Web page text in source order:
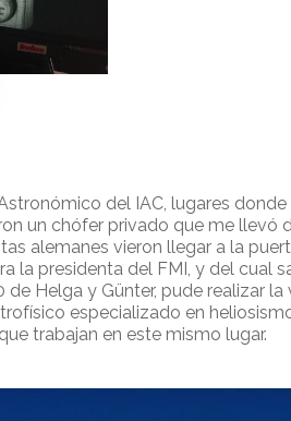
del IAC, lugares
un chófer privado que me llevó
alemanes vieron llegar a la
la presidenta del FMI, y del cual
Helga y Günter, pude realizar
especializado en
trabajan en este mismo lugar.